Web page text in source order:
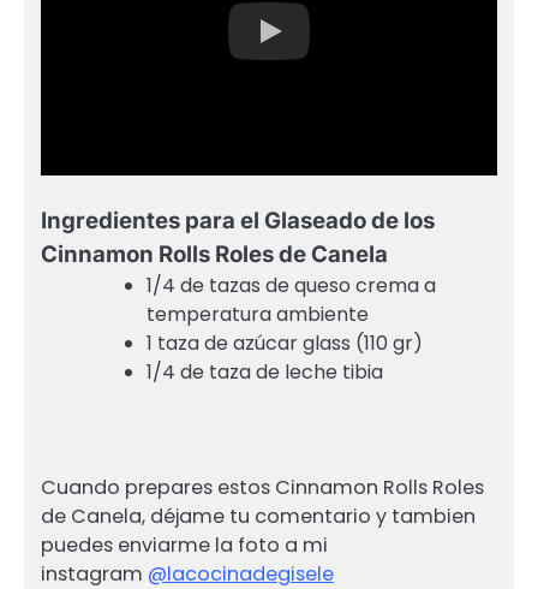
Ingredientes para el Glaseado de los
Cinnamon Rolls Roles de Canela
1/4 de tazas de queso crema a
temperatura ambiente
1 taza de azúcar glass (110 gr)
1/4 de taza de leche tibia
Cuando prepares estos Cinnamon Rolls Roles
de Canela, déjame tu comentario y tambien
puedes enviarme la foto a mi
instagram @lacocinadegisele